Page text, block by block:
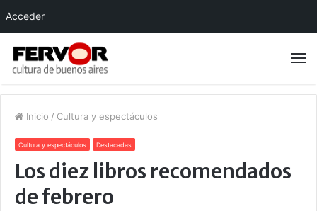
Inicio / Cultura y espectáculos
Cultura y espectáculos Destacadas
Los diez libros recomendados
de febrero
Acceder